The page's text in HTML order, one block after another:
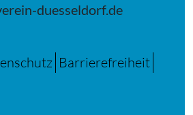
duesseldorf.de
Barrierefreiheit